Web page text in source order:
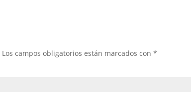
Los campos obligatorios están marcados con*